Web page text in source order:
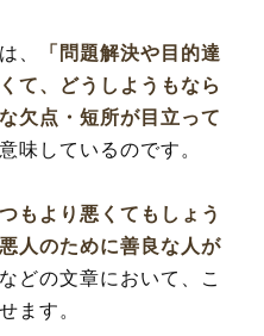
、
「問題解決や目的達
て、どうしようもなら
欠点・短所が目立って
味しているのです。
もより悪くてもしょう
人のために善良な人が
などの文章において、こ
ます。